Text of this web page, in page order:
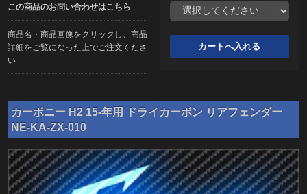
この商品のお問い合わせはこちら
商品名・商品画像をクリックし、商品
詳細をご覧になった上でご注文くださ
い
カーボニー H2 15-年用 ドライカーボン リアフェンダー
NE-KA-ZX-010